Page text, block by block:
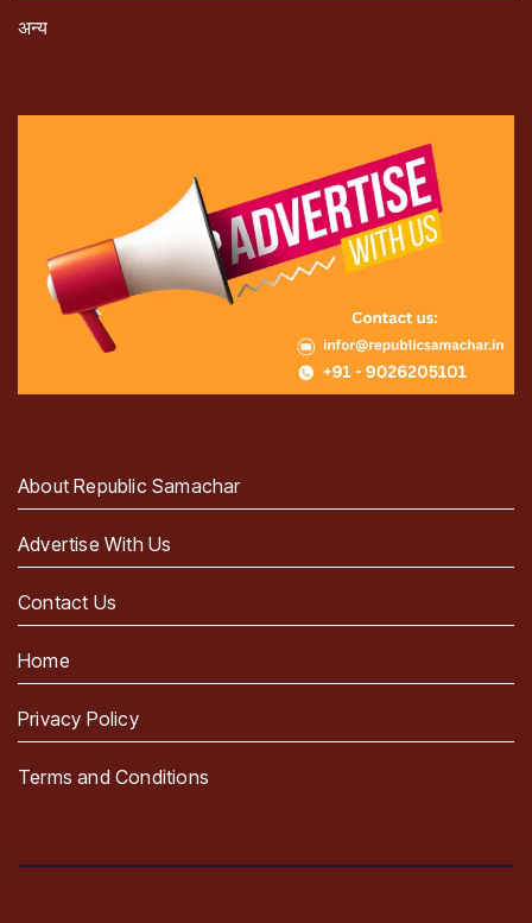
अन्य
About Republic Samachar
Advertise With Us
Contact Us
Home
Privacy Policy
Terms and Conditions